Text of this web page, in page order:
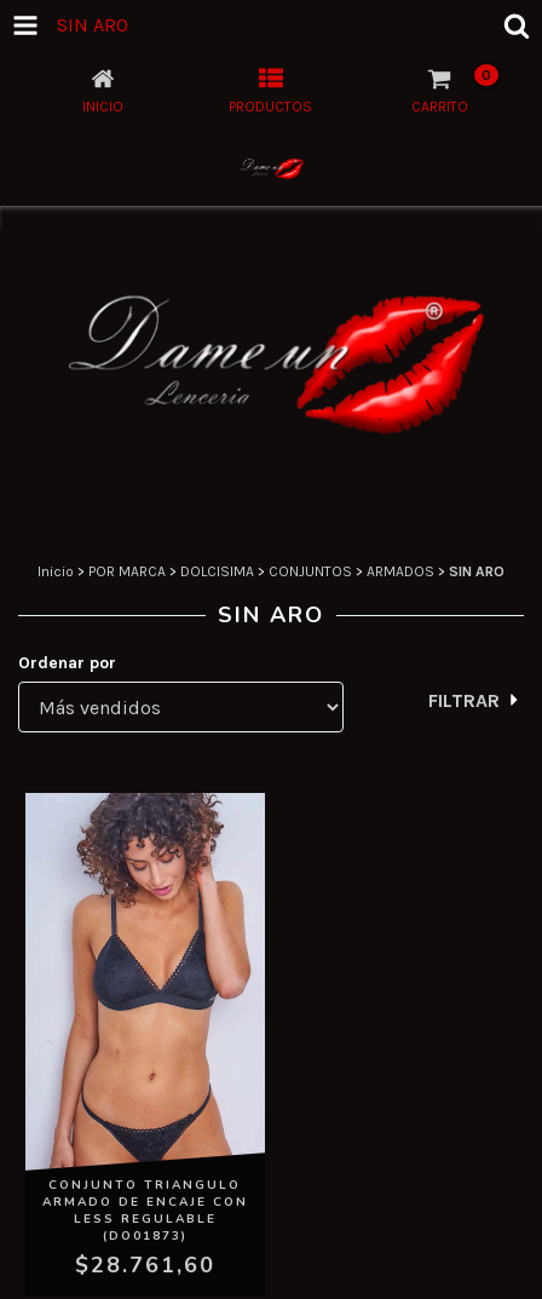
SIN ARO
INICIO PRODUCTOS CARRITO
0
Inicio > POR MARCA > DOLCISIMA > CONJUNTOS > ARMADOS > SIN ARO
SIN ARO
Ordenar por
FILTRAR
CONJUNTO TRIANGULO
ARMADO DE ENCAJE CON
LESS REGULABLE
(DO01873)
$28.761,60